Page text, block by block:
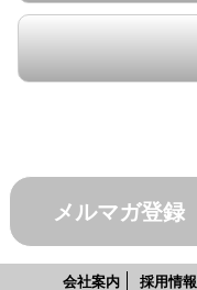
メルマガ登録
会社案内 採用情報